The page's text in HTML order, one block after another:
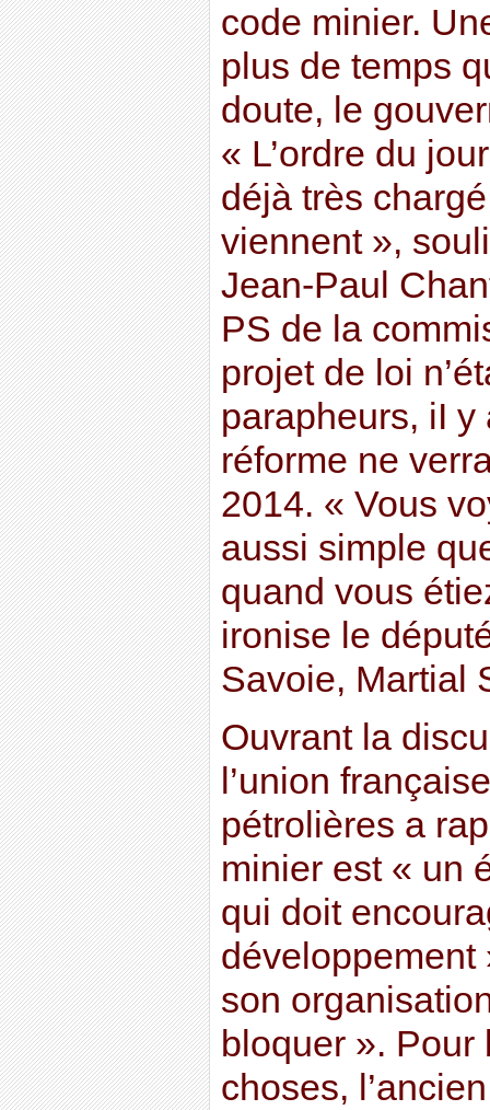
code minier.
plus de temps
doute, le
« L’ordre du
déjà très
viennent »,
Jean-Paul
PS de la
projet de loi
parapheurs, iI y
réforme ne
2014. « Vous
aussi simple
quand vous
ironise le
Savoie, Martial
Ouvrant la
l’union
pétrolières a
minier est « un
qui doit
développement
son
bloquer ».
choses,